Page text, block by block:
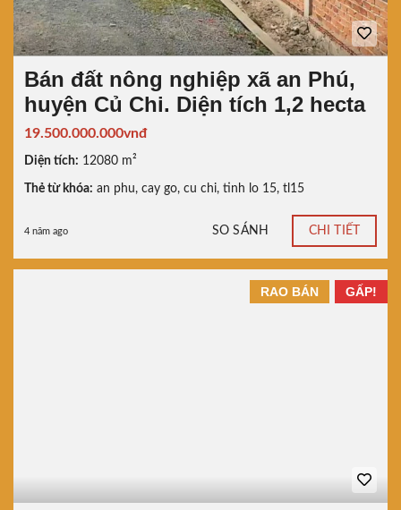
Bán đất nông nghiệp xã an Phú,
huyện Củ Chi. Diện tích 1,2 hecta
19.500.000.000vnđ
Diện tích: 12080 m²
Thẻ từ khóa: an phu, cay go, cu chi, tinh lo 15, tl15
4 năm ago SO SÁNH CHI TIẾT
GẤP!
RAO BÁN